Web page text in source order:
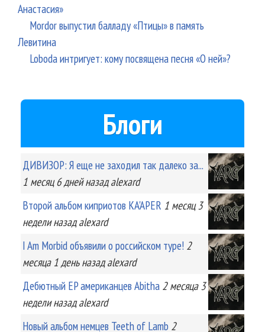
Анастасия»
Mordor выпустил балладу «Птицы» в память
Левитина
Loboda интригует: кому посвящена песня «О ней»?
Блоги
ДИВИЗОР: Я еще не заходил так далеко за...
1 месяц 6 днейназад alexard
Второй альбом киприотов KA'APER 1 месяц 3
неделиназад alexard
I Am Morbid объявили о российском туре! 2
месяца 1 деньназад alexard
Дебютный EP американцев Abitha 2 месяца 3
неделиназад alexard
Новый альбом немцев Teeth of Lamb 2